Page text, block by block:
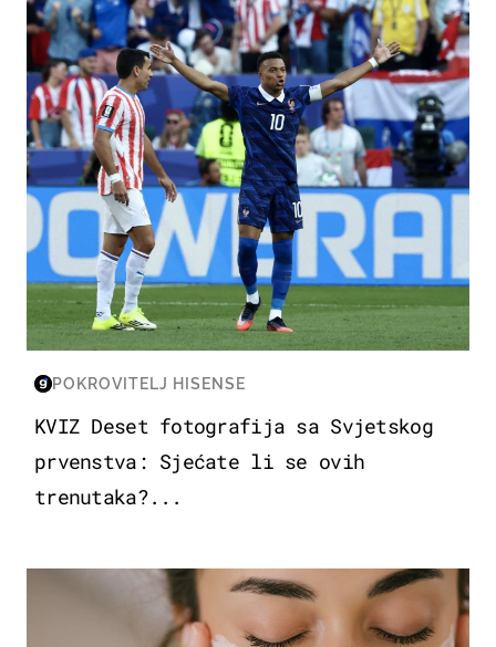
SVJETSKO PRVENSTVO 2026
POKROVITELJ HISENSE
KVIZ Deset fotografija sa Svjetskog
prvenstva: Sjećate li se ovih
trenutaka?...
MODA & LJEPOTA